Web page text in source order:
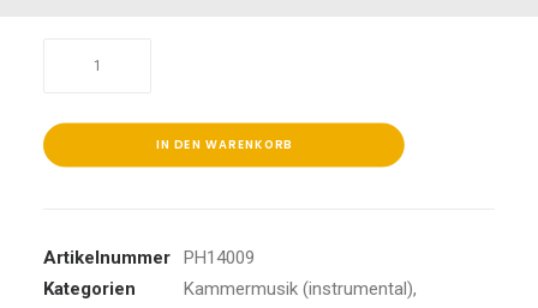
IN DEN WARENKORB
Artikelnummer
PH14009
Kategorien
Kammermusik (instrumental),